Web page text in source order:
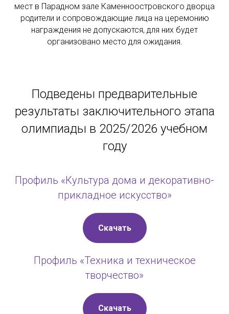
мест в Парадном зале Каменноостровского дворца
родители и сопровождающие лица на церемонию
награждения не допускаются, для них будет
организовано место для ожидания.
Подведены предварительные
результаты заключительного этапа
олимпиады в 2025/2026 учебном
году
Профиль «Культура дома и декоративно-
прикладное искусство»
Скачать
Профиль «Техника и техническое
творчество»
Скачать